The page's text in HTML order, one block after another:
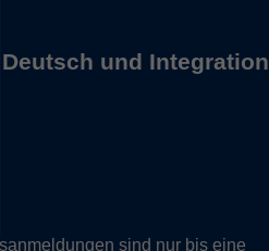
und Integration
sind nur bis eine